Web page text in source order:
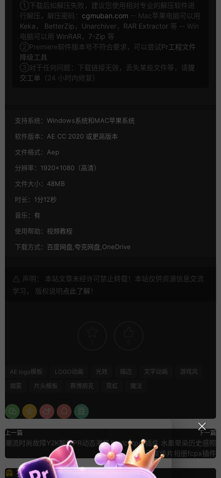
①下载后如解压失败，建议您使用相对专业的解压软件进
行解压，解压密码： cgmuban.com -- Mac苹果电脑可以用
Keka ， BetterZip ， Unarchiver， RAR Extractor 等 -- Win
电脑可以用 WinRAR ， 7-Zip 等
②Premiere软件版本号不符合要求，可以尝试Pr工程文件
降级工具
③对于任何问题：下载链接无效，丢失某些文件等，请提
交工单 （24 小时内修复）
支持系统： Windows系统和MAC苹果系统
软件版本： AE CC 2020 或更高版本
文件格式： Aep
分辨率： 1920×1080（高清）
文件大小： 48MB
时长： 1分12秒
音乐： 有
使用帮助： 视频教程
下载方式： 百度网盘,夸克网盘,OneDrive
声明： 本站文章未经许可禁止转载！本站仅供资源信息交流
学习， 版权说明点此了解 ！
AE logo模板 LOGO动画 光效 描边 文字动画
游戏风
烟雾
片头模板 赛博朋克 霓虹 魔法
上一篇
潮流时尚故障Y2K酸性PR动态海报
下一篇
finalcutpro插件 水墨晕染历史感照
片展示宣传片相册fcpx插件
猜你喜欢